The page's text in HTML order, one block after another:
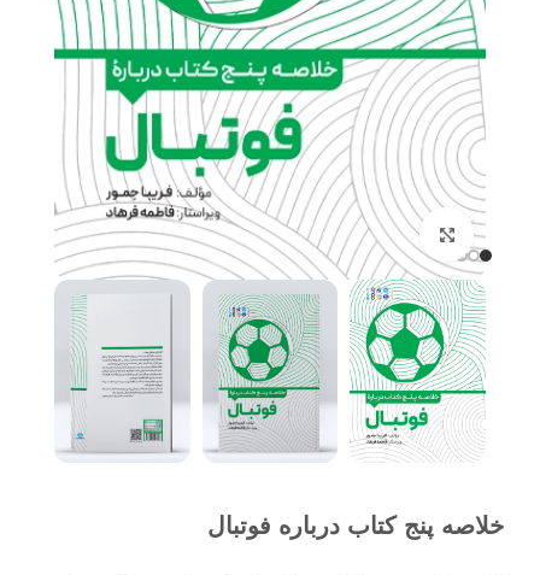
برای بزرگنمایی کلیک کنید
خلاصه پنج کتاب درباره فوتبال